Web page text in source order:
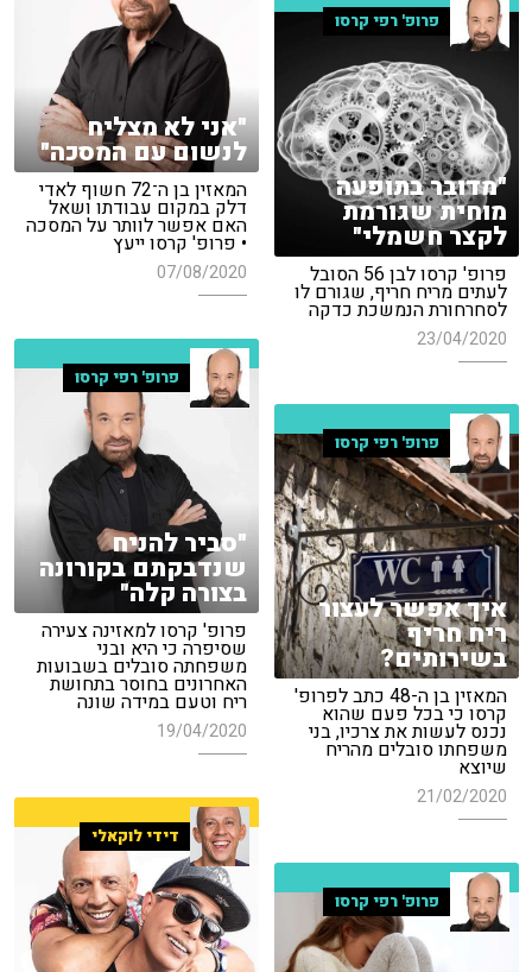
"אני לא מצליח
לנשום עם המסכה"
המאזין בן ה־72 חשוף לאדי
דלק במקום עבודתו ושאל
האם אפשר לוותר על המסכה
• פרופ' קרסו ייעץ
07/08/2020
פרופ' רפי קרסו
"מדובר בתופעה
מוחית שגורמת
לקצר חשמלי"
פרופ' קרסו לבן 56 הסובל
לעתים מריח חריף, שגורם לו
לסחרחורת הנמשכת כדקה
23/04/2020
פרופ' רפי קרסו
"סביר להניח
שנדבקתם בקורונה
בצורה קלה"
פרופ' קרסו למאזינה צעירה
שסיפרה כי היא ובני
משפחתה סובלים בשבועות
האחרונים בחוסר בתחושת
ריח וטעם במידה שונה
19/04/2020
פרופ' רפי קרסו
איך אפשר לעצור
ריח חריף
בשירותים?
המאזין בן ה-48 כתב לפרופ'
קרסו כי בכל פעם שהוא
נכנס לעשות את צרכיו, בני
משפחתו סובלים מהריח
שיוצא
21/02/2020
דידי לוקאלי
פרופ' רפי קרסו